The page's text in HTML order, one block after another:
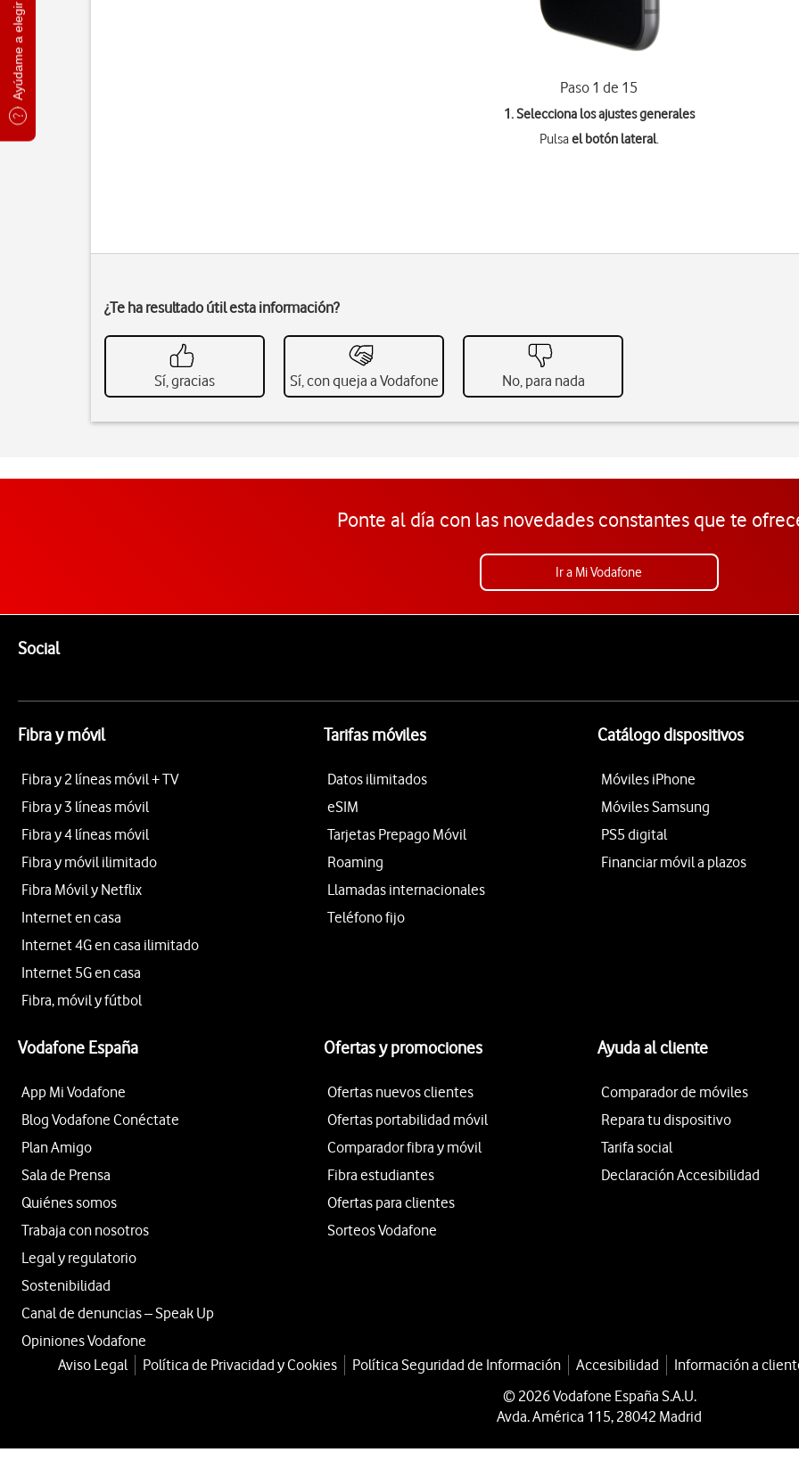
Ayúdame a elegir Paso 1 de 15
1. Selecciona los ajustes generales
Pulsael botón lateral.
¿Te ha resultado útil esta información?
Sí, gracias Sí, con queja a Vodafone No, para nada
Ponte al día con las novedades constantes que te
Ir a Mi Vodafone
SocialEnlaces a las redes sociales de Vodafone
Fibra y móvil
Fibra y 2 líneas móvil + TV
Fibra y 3 líneas móvil
Fibra y 4 líneas móvil
Fibra y móvil ilimitado
Fibra Móvil y Netflix
Internet en casa
Internet 4G en casa ilimitado
Internet 5G en casa
Fibra, móvil y fútbol
Tarifas móviles
Datos ilimitados
eSIM
Tarjetas Prepago Móvil
Roaming
Llamadas internacionales
Teléfono fijo
Catálogo dispositivos
Móviles iPhone
Móviles Samsung
PS5 digital
Financiar móvil a plazos
Vodafone España
App Mi Vodafone
Blog Vodafone Conéctate
Plan Amigo
Sala de Prensa
Quiénes somos
Trabaja con nosotros
Legal y regulatorio
Sostenibilidad
Canal de denuncias – Speak Up
Opiniones Vodafone
Ofertas y promociones
Ofertas nuevos clientes
Ofertas portabilidad móvil
Comparador fibra y móvil
Fibra estudiantes
Ofertas para clientes
Sorteos Vodafone
Ayuda al cliente
Comparador de móviles
Repara tu dispositivo
Tarifa social
Declaración Accesibilidad
Aviso Legal Política de Privacidad y Cookies Política Seguridad de Información Accesibilidad Información a
© 2026 Vodafone España S.A.U.
Avda. América 115, 28042 Madrid